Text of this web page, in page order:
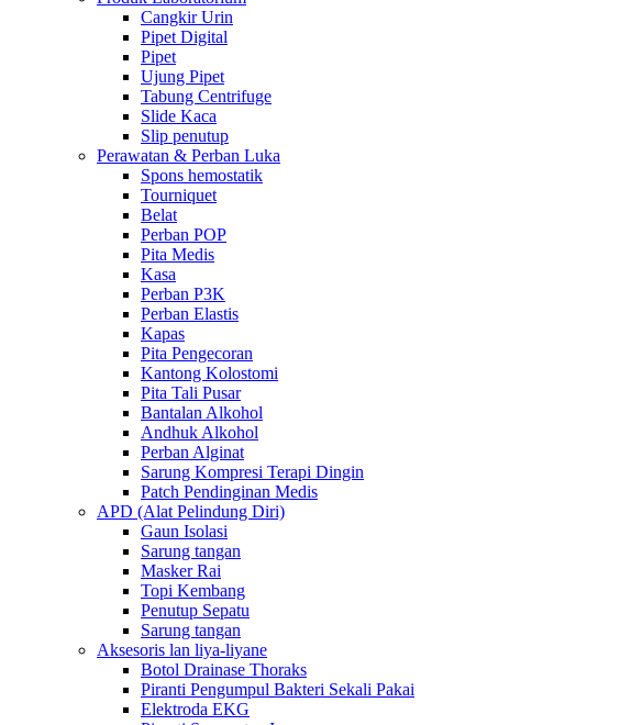
Cangkir Urin
Pipet Digital
Pipet
Ujung Pipet
Tabung Centrifuge
Slide Kaca
Slip penutup
Perawatan & Perban Luka
Spons hemostatik
Tourniquet
Belat
Perban POP
Pita Medis
Kasa
Perban P3K
Perban Elastis
Kapas
Pita Pengecoran
Kantong Kolostomi
Pita Tali Pusar
Bantalan Alkohol
Andhuk Alkohol
Perban Alginat
Sarung Kompresi Terapi Dingin
Patch Pendinginan Medis
APD (Alat Pelindung Diri)
Gaun Isolasi
Sarung tangan
Masker Rai
Topi Kembang
Penutup Sepatu
Sarung tangan
Aksesoris lan liya-liyane
Botol Drainase Thoraks
Piranti Pengumpul Bakteri Sekali Pakai
Elektroda EKG